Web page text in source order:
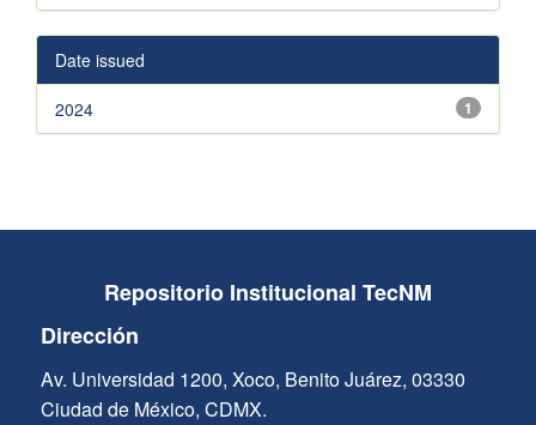
Date issued
1
2024
Repositorio Institucional TecNM
Dirección
Av. Universidad 1200, Xoco, Benito Juárez, 03330
Ciudad de México, CDMX.